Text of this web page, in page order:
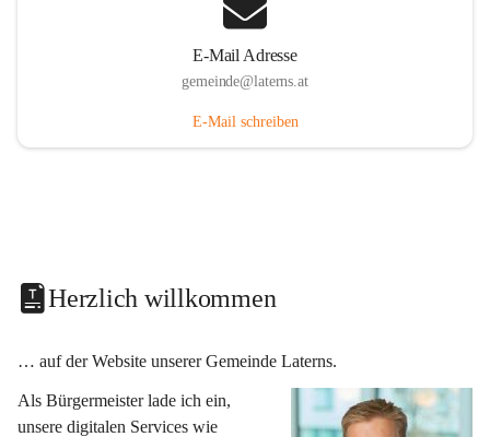
E-Mail Adresse
gemeinde@laterns.at
E-Mail schreiben
Herzlich willkommen
… auf der Website unserer Gemeinde Laterns.
Als Bürgermeister lade ich ein,
unsere digitalen Services wie